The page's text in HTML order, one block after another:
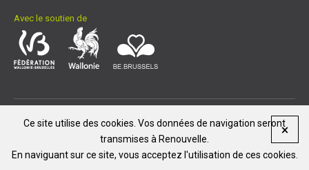
Avec le soutien de
© Renouvelle 2026
Reproduction et diffusion de nos articles
Politique de confidentialité
Mentions légales
Ce site utilise des cookies. Vos données de navigation seront
transmises à Renouvelle.
En naviguant sur ce site, vous acceptez l'utilisation de ces cookies.